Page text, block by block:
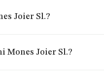
Joier Sl.?
Mones Joier Sl.?